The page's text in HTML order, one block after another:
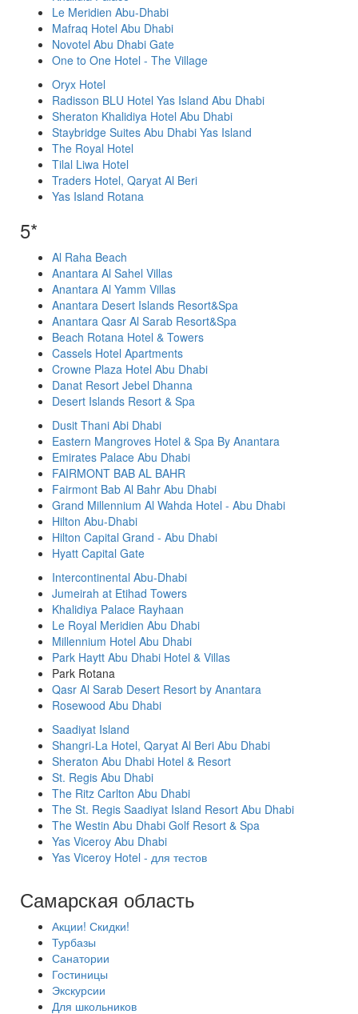
Le Meridien Abu-Dhabi
Mafraq Hotel Abu Dhabi
Novotel Abu Dhabi Gate
One to One Hotel - The Village
Oryx Hotel
Radisson BLU Hotel Yas Island Abu Dhabi
Sheraton Khalidiya Hotel Abu Dhabi
Staybridge Suites Abu Dhabi Yas Island
The Royal Hotel
Tilal Liwa Hotel
Traders Hotel, Qaryat Al Beri
Yas Island Rotana
5*
Al Raha Beach
Anantara Al Sahel Villas
Anantara Al Yamm Villas
Anantara Desert Islands Resort&Spa
Anantara Qasr Al Sarab Resort&Spa
Beach Rotana Hotel & Towers
Cassels Hotel Apartments
Crowne Plaza Hotel Abu Dhabi
Danat Resort Jebel Dhanna
Desert Islands Resort & Spa
Dusit Thani Abi Dhabi
Eastern Mangroves Hotel & Spa By Anantara
Emirates Palace Abu Dhabi
FAIRMONT BAB AL BAHR
Fairmont Bab Al Bahr Abu Dhabi
Grand Millennium Al Wahda Hotel - Abu Dhabi
Hilton Abu-Dhabi
Hilton Capital Grand - Abu Dhabi
Hyatt Capital Gate
Intercontinental Abu-Dhabi
Jumeirah at Etihad Towers
Khalidiya Palace Rayhaan
Le Royal Meridien Abu Dhabi
Millennium Hotel Abu Dhabi
Park Haytt Abu Dhabi Hotel & Villas
Park Rotana
Qasr Al Sarab Desert Resort by Anantara
Rosewood Abu Dhabi
Saadiyat Island
Shangri-La Hotel, Qaryat Al Beri Abu Dhabi
Sheraton Abu Dhabi Hotel & Resort
St. Regis Abu Dhabi
The Ritz Carlton Abu Dhabi
The St. Regis Saadiyat Island Resort Abu Dhabi
The Westin Abu Dhabi Golf Resort & Spa
Yas Viceroy Abu Dhabi
Yas Viceroy Hotel - для тестов
Самарская область
Акции! Скидки!
Турбазы
Санатории
Гостиницы
Экскурсии
Для школьников